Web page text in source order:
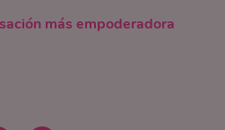
más empoderadora